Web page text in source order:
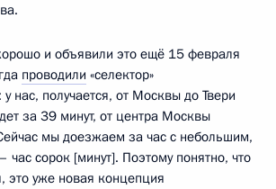
и объявили это ещё 15 февраля
проводили «селектор»
у нас, получается, от Москвы до Твери
за 39 минут, от центра Москвы
мы доезжаем за час с небольшим,
час сорок [минут]. Поэтому понятно, что
это уже новая концепция